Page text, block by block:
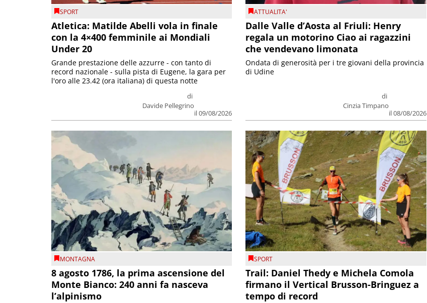
SPORT
Atletica: Matilde Abelli vola in finale
con la 4×400 femminile ai Mondiali
Under 20
di
Davide Pellegrino
il 09/08/2026
Grande prestazione delle azzurre - con tanto di
record nazionale - sulla pista di Eugene, la gara per
l'oro alle 23.42 (ora italiana) di questa notte
ATTUALITA'
Dalle Valle d’Aosta al Friuli: Henry
regala un motorino Ciao ai ragazzini
che vendevano limonata
di
Cinzia Timpano
il 08/08/2026
Ondata di generosità per i tre giovani della provincia
di Udine
MONTAGNA
8 agosto 1786, la prima ascensione del
Monte Bianco: 240 anni fa nasceva
l’alpinismo
SPORT
Trail: Daniel Thedy e Michela Comola
firmano il Vertical Brusson-Bringuez a
tempo di record